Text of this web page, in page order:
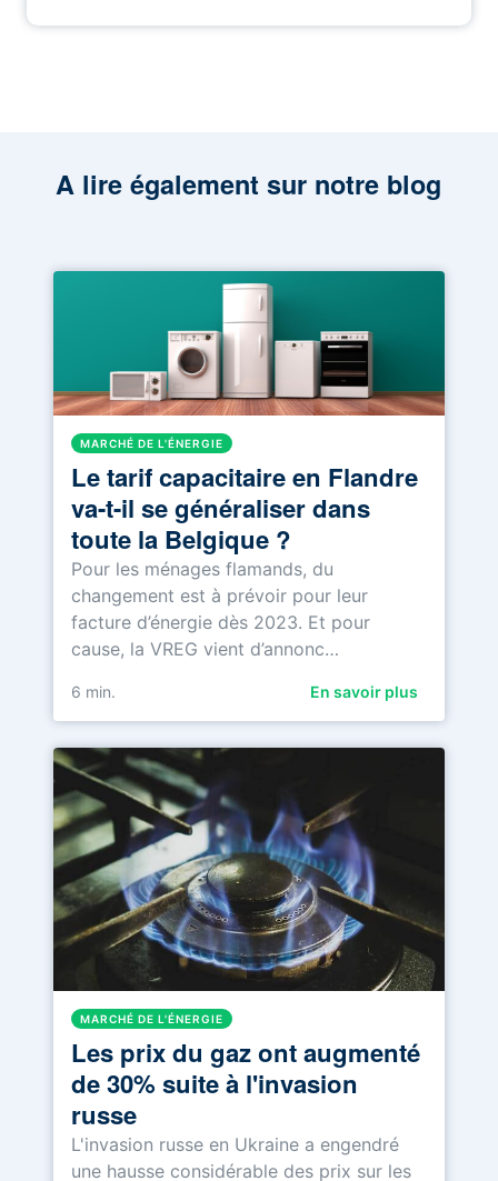
A lire également sur notre blog
MARCHÉ DE L'ÉNERGIE
Le tarif capacitaire en Flandre
va-t-il se généraliser dans
toute la Belgique ?
Pour les ménages flamands, du
changement est à prévoir pour leur
facture d’énergie dès 2023. Et pour
cause, la VREG vient d’annonc…
6 min. En savoir plus
MARCHÉ DE L'ÉNERGIE
Les prix du gaz ont augmenté
de 30% suite à l'invasion
russe
L'invasion russe en Ukraine a engendré
une hausse considérable des prix sur les